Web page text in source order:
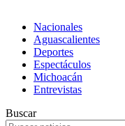
Nacionales
Aguascalientes
Deportes
Espectáculos
Michoacán
Entrevistas
Buscar